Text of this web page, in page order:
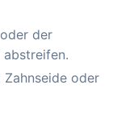
der
Zahnseide oder